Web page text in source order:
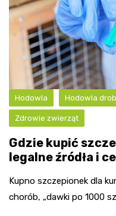
Hodowla Hodowla
Zdrowie zwierząt
Gdzie kupić
legalne źródła i
Kupno szczepionek dla
chorób, „dawki po 1000